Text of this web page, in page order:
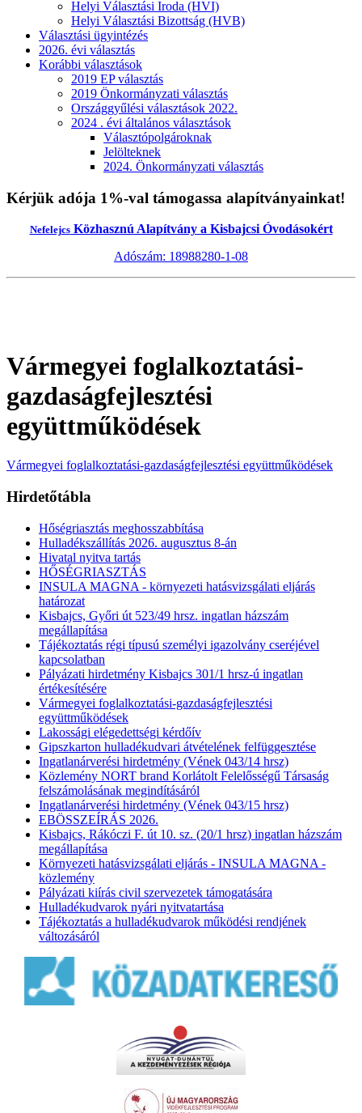
Helyi Választási Iroda (HVI)
Helyi Választási Bizottság (HVB)
Választási ügyintézés
2026. évi választás
Korábbi választások
2019 EP választás
2019 Önkormányzati választás
Országgyűlési választások 2022.
2024 . évi általános választások
Választópolgároknak
Jelölteknek
2024. Önkormányzati választás
Kérjük adója 1%-val támogassa alapítványainkat!
NefelejcsKözhasznú Alapítvány a Kisbajcsi Óvodásokért
Adószám: 18988280-1-08
Vármegyei foglalkoztatási-
gazdaságfejlesztési
együttműködések
Vármegyei foglalkoztatási-gazdaságfejlesztési együttműködések
Hirdetőtábla
Hőségriasztás meghosszabbítása
Hulladékszállítás 2026. augusztus 8-án
Hivatal nyitva tartás
HŐSÉGRIASZTÁS
INSULA MAGNA - környezeti hatásvizsgálati eljárás
határozat
Kisbajcs, Győri út 523/49 hrsz. ingatlan házszám
megállapítása
Tájékoztatás régi típusú személyi igazolvány cseréjével
kapcsolatban
Pályázati hirdetmény Kisbajcs 301/1 hrsz-ú ingatlan
értékesítésére
Vármegyei foglalkoztatási-gazdaságfejlesztési
együttműködések
Lakossági elégedettségi kérdőív
Gipszkarton hulladékudvari átvételének felfüggesztése
Ingatlanárverési hirdetmény (Vének 043/14 hrsz)
Közlemény NORT brand Korlátolt Felelősségű Társaság
felszámolásának megindításáról
Ingatlanárverési hirdetmény (Vének 043/15 hrsz)
EBÖSSZEÍRÁS 2026.
Kisbajcs, Rákóczi F. út 10. sz. (20/1 hrsz) ingatlan házszám
megállapítása
Környezeti hatásvizsgálati eljárás - INSULA MAGNA -
közlemény
Pályázati kiírás civil szervezetek támogatására
Hulladékudvarok nyári nyitvatartása
Tájékoztatás a hulladékudvarok működési rendjének
változásáról